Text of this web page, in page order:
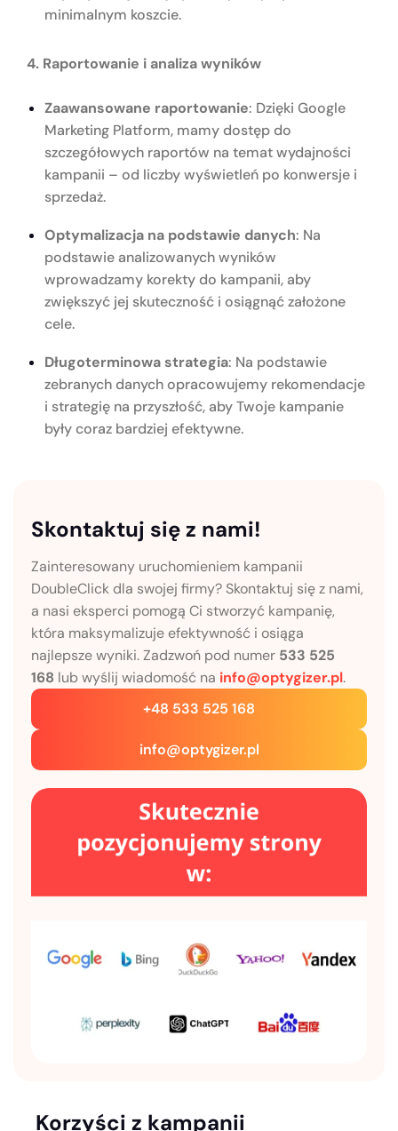
minimalnym koszcie.
4. Raportowanie i analiza wyników
Zaawansowane raportowanie: Dzięki Google
Marketing Platform, mamy dostęp do
szczegółowych raportów na temat wydajności
kampanii – od liczby wyświetleń po konwersje i
sprzedaż.
Optymalizacja na podstawie danych: Na
podstawie analizowanych wyników
wprowadzamy korekty do kampanii, aby
zwiększyć jej skuteczność i osiągnąć założone
cele.
Długoterminowa strategia: Na podstawie
zebranych danych opracowujemy rekomendacje
i strategię na przyszłość, aby Twoje kampanie
były coraz bardziej efektywne.
Skontaktuj się z nami!
Zainteresowany uruchomieniem kampanii
DoubleClick dla swojej firmy? Skontaktuj się z nami,
a nasi eksperci pomogą Ci stworzyć kampanię,
która maksymalizuje efektywność i osiąga
najlepsze wyniki. Zadzwoń pod numer 533 525
168 lub wyślij wiadomość na info@optygizer.pl.
+48 533 525 168
info@optygizer.pl
Korzyści z kampanii